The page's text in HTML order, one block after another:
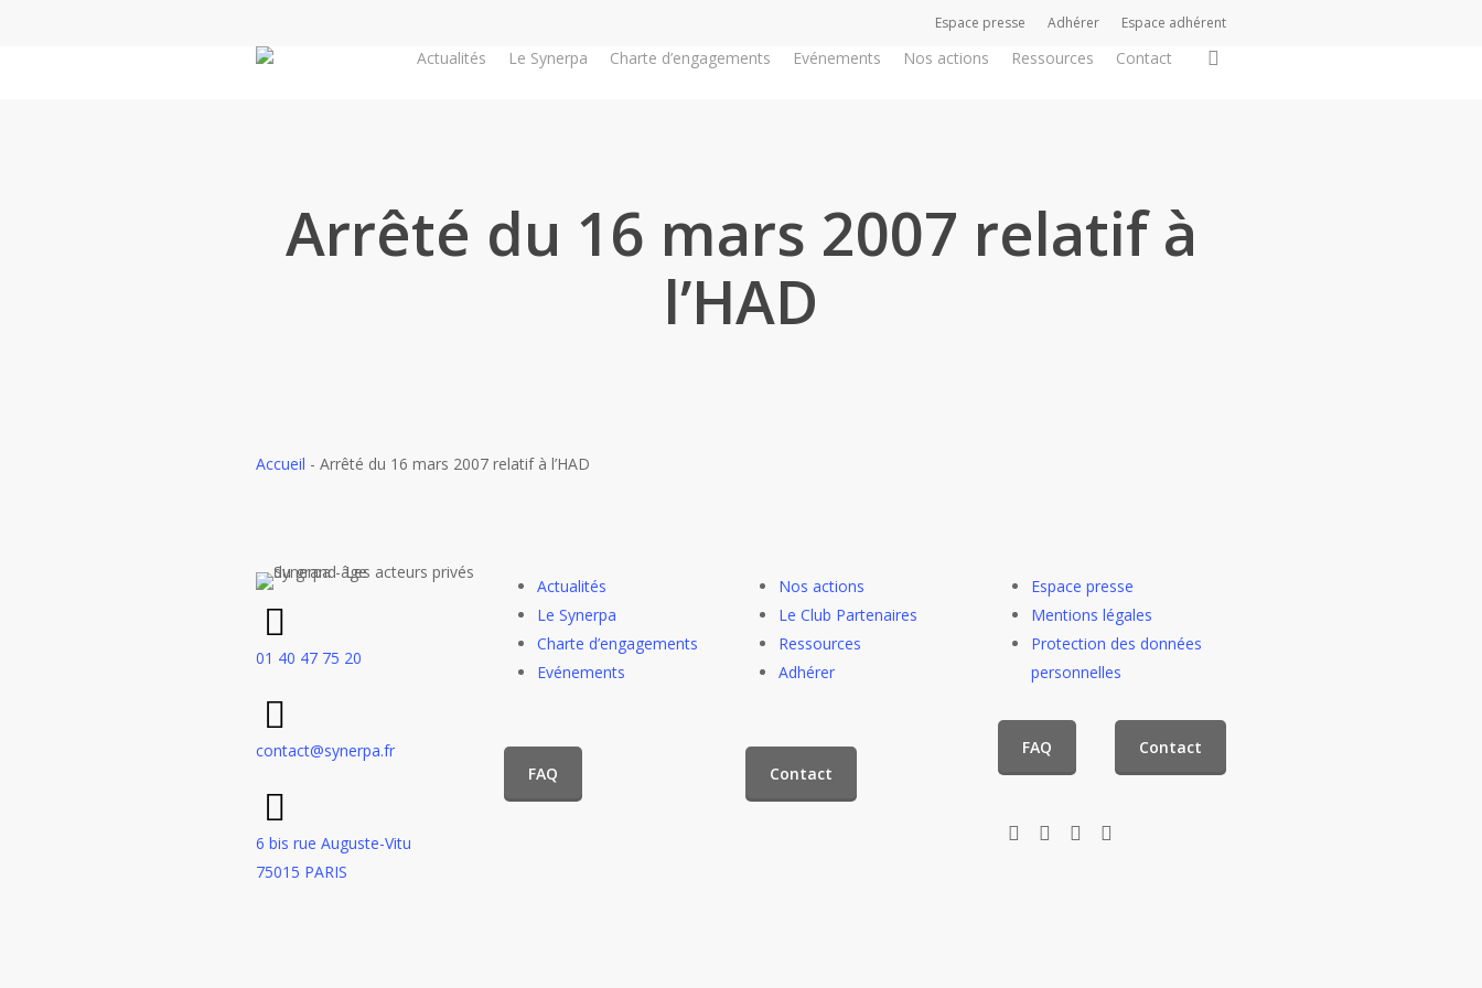
Espace presse Adhérer Espace adhérent
Actualités Le Synerpa Charte d’engagements Evénements Nos actions Ressources Contact
Arrêté du 16 mars 2007 relatif à
l’HAD
Accueil - Arrêté du 16 mars 2007 relatif à l’HAD
01 40 47 75 20
contact@synerpa.fr
6 bis rue Auguste-Vitu
75015 PARIS
Actualités
Le Synerpa
Charte d’engagements
Evénements
Nos actions
Le Club Partenaires
Ressources
Adhérer
FAQ Contact
Espace presse
Mentions légales
Protection des données
personnelles
FAQ Contact